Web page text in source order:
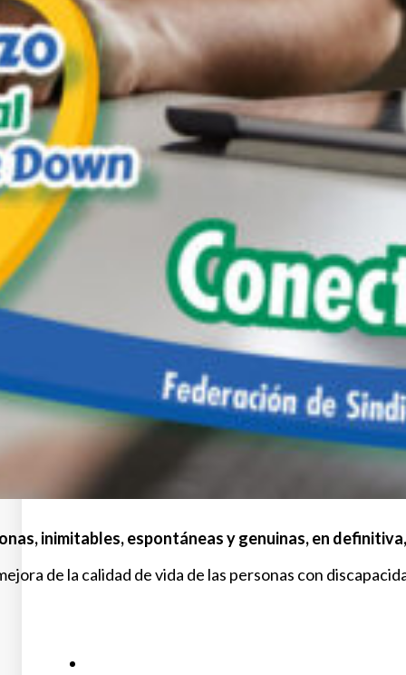
inimitables, espontáneas y genuinas, en
de la calidad de vida de las personas con